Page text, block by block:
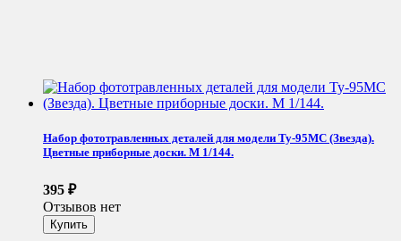
Набор фототравленных деталей для модели Ту-95МС (Звезда).
Цветные приборные доски. М 1/144.
395 ₽
Отзывов нет